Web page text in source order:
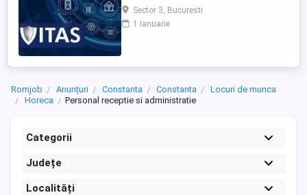
(magazine de haine din mall-urile din
Bucuresti) CONTACT: apel la numarul din
anunt Locatia: Park Lake, metrou Dristor
Garantam Salariu, program, ...
Sector 3, Bucuresti
1 ianuarie
Romjob Anunțuri Constanta Constanta
Locuri de munca
Horeca
Personal receptie si administratie
Categorii
Județe
Localități